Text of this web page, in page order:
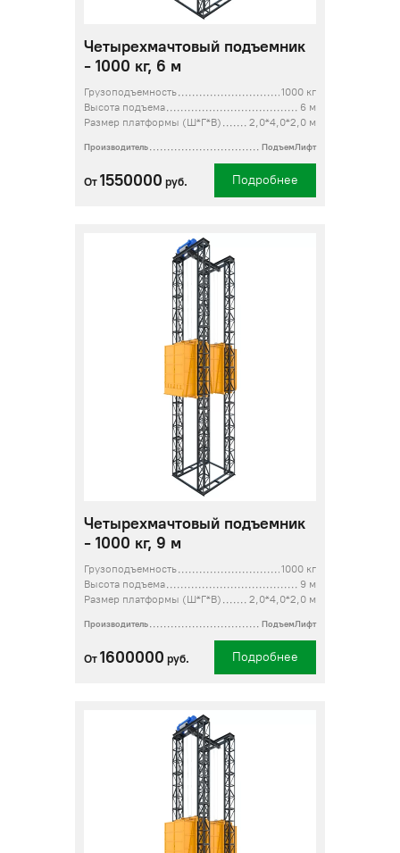
Четырехмачтовый подъемник
- 1000 кг, 6 м
Грузоподъемность
1000 кг
Высота подъема
6 м
Размер платформы (Ш*Г*В)
2,0*4,0*2,0 м
Производитель ПодъемЛифт
От 1550000 руб. Подробнее
Четырехмачтовый подъемник
- 1000 кг, 9 м
Грузоподъемность
1000 кг
Высота подъема
9 м
Размер платформы (Ш*Г*В)
2,0*4,0*2,0 м
Производитель ПодъемЛифт
От 1600000 руб. Подробнее